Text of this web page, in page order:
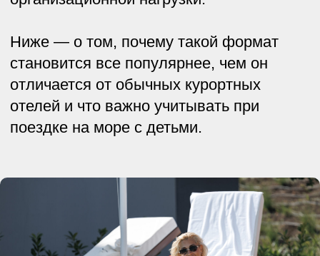
Почему семейный отдых на море
море, красивые закаты, спокойные дети и полное
ощущение перезагрузки. На практике все
выглядит немного иначе — поиск развлечений,
постоянные вопросы «чем займемся сегодня?» и
попытки успеть отдохнуть между бытовыми
Детям быстро становится скучно проводить весь
большой подготовки. Нужно заранее продумать
питание, развлечения, дорогу до пляжа,
безопасность и то, как совместить интересы всех